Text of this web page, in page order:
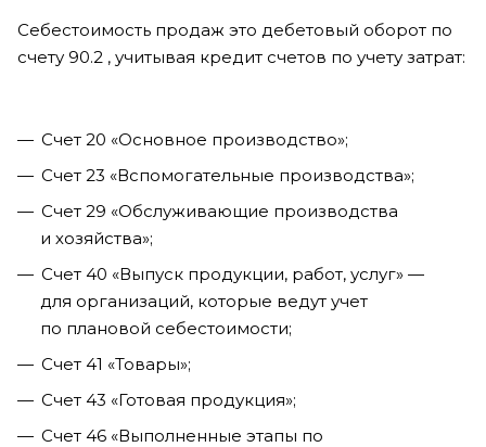
Себестоимость продаж это дебетовый оборот по
счету 90.2 , учитывая кредит счетов по учету затрат:
Счет 20 «Основное производство»;
Счет 23 «Вспомогательные производства»;
Счет 29 «Обслуживающие производства
и хозяйства»;
Счет 40 «Выпуск продукции, работ, услуг» —
для организаций, которые ведут учет
по плановой себестоимости;
Счет 41 «Товары»;
Счет 43 «Готовая продукция»;
Счет 46 «Выполненные этапы по